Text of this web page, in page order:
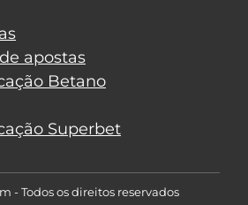
apostas
Betano
Superbet
- Todos os direitos reservados